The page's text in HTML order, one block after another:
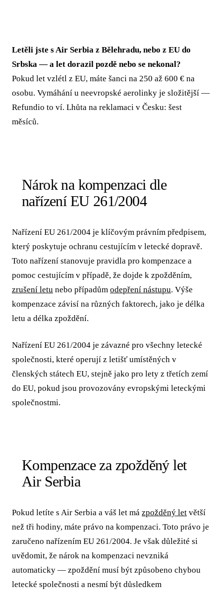
Letěli jste s Air Serbia z Bělehradu, nebo z EU do
Srbska — a let dorazil pozdě nebo se nekonal?
Pokud let vzlétl z EU, máte šanci na 250 až 600 € na
osobu. Vymáhání u neevropské aerolinky je složitější —
Refundio to ví. Lhůta na reklamaci v Česku: šest
měsíců.
Nárok na kompenzaci dle
nařízení EU 261/2004
Nařízení EU 261/2004 je klíčovým právním předpisem,
který poskytuje ochranu cestujícím v letecké dopravě.
Toto nařízení stanovuje pravidla pro kompenzace a
pomoc cestujícím v případě, že dojde k zpožděním,
zrušení letu nebo případům odepření nástupu. Výše
kompenzace závisí na různých faktorech, jako je délka
letu a délka zpoždění.
Nařízení EU 261/2004 je závazné pro všechny letecké
společnosti, které operují z letišť umístěných v
členských státech EU, stejně jako pro lety z třetích zemí
do EU, pokud jsou provozovány evropskými leteckými
společnostmi.
Kompenzace za zpožděný let
Air Serbia
Pokud letíte s Air Serbia a váš let má zpožděný let větší
než tři hodiny, máte právo na kompenzaci. Toto právo je
zaručeno nařízením EU 261/2004. Je však důležité si
uvědomit, že nárok na kompenzaci nevzniká
automaticky — zpoždění musí být způsobeno chybou
letecké společnosti a nesmí být důsledkem